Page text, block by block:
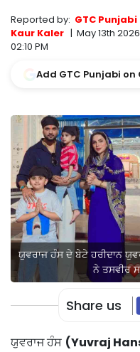
Reported by: GTC Punjabi
Kaur Kaler | May 13th
02:10 PM
Add GTC Punjabi on
ਯੁਵਰਾਜ ਹੰਸ ਦੇ ਬੇਟੇ ਹਰੀਦਾਨ
ਨੇ ਤਸਵੀਰ
Share us
ਯੁਵਰਾਜ ਹੰਸ (Yuvraj